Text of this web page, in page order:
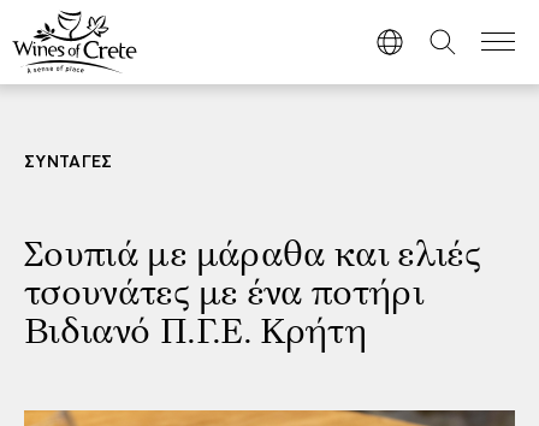
ΣΥΝΤΑΓΕΣ
Σουπιά με μάραθα και ελιές
τσουνάτες με ένα ποτήρι
Βιδιανό Π.Γ.Ε. Κρήτη